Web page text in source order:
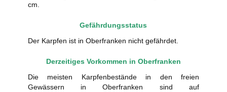
cm.
Gefährdungsstatus
Der Karpfen ist in Oberfranken nicht gefährdet.
Derzeitiges Vorkommen in Oberfranken
Die meisten Karpfenbestände in den freien
Gewässern in Oberfranken sind auf